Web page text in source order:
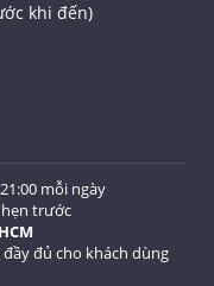
khi đến)
mỗi ngày
trước
đủ cho khách dùng